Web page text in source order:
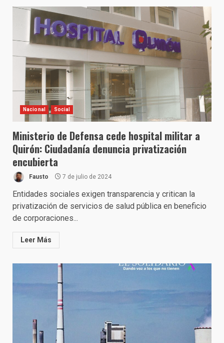
Nacional Social
Ministerio de Defensa cede hospital militar a
Quirón: Ciudadanía denuncia privatización
encubierta
Fausto 7 de julio de 2024
Entidades sociales exigen transparencia y critican la
privatización de servicios de salud pública en beneficio
de corporaciones...
Leer Más